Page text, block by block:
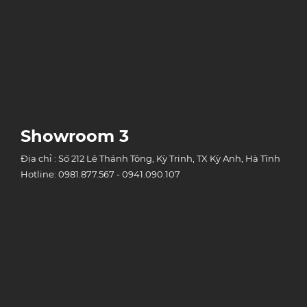
Showroom 3
Địa chỉ : Số 212 Lê Thánh Tông, Kỳ Trinh, TX Kỳ Anh, Hà Tĩnh
Hotline: 0981.877.567 - 0941.090.107